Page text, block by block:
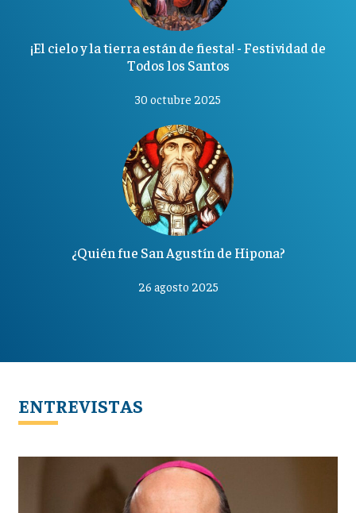
¡El cielo y la tierra están de fiesta! - Festividad de
Todos los Santos
30 octubre 2025
¿Quién fue San Agustín de Hipona?
26 agosto 2025
ENTREVISTAS